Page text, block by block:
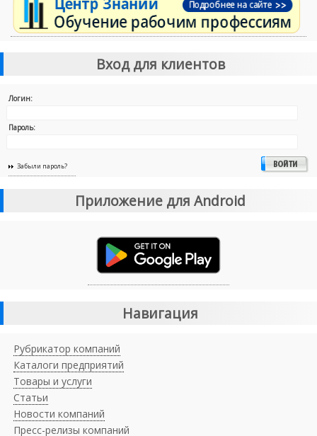
Вход для клиентов
Логин:
Пароль:
Забыли пароль?
Приложение для Android
Навигация
Рубрикатор компаний
Каталоги предприятий
Товары и услуги
Статьи
Новости компаний
Пресс-релизы компаний